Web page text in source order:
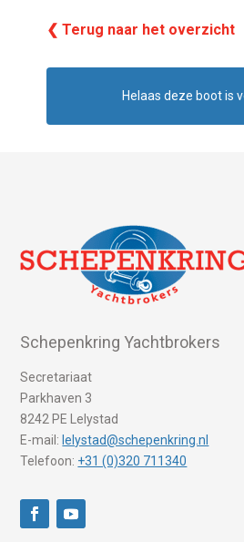
❮ Terug naar het overzicht
Helaas deze boot is
Schepenkring Yachtbrokers
Secretariaat
Parkhaven 3
8242 PE Lelystad
E-mail: lelystad@schepenkring.nl
Telefoon: +31 (0)320 711340